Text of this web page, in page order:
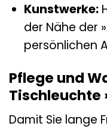
Kunstwerke:
der Nähe der
persönlichen
Pflege und
Tischleuchte
Damit Sie lange